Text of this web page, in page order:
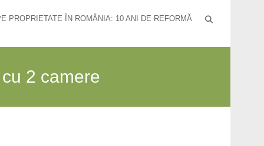
PROPRIETATE ÎN ROMÂNIA: 10 ANI DE REFORMĂ
2 camere